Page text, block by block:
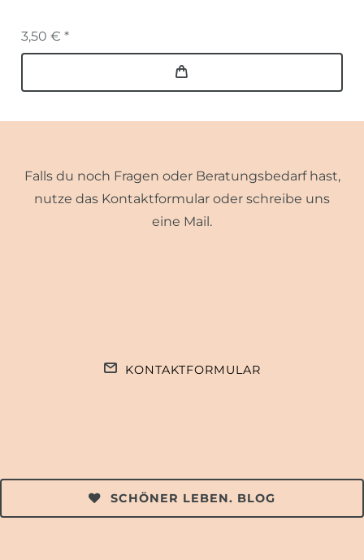
3,50 € *
Falls du noch Fragen oder Beratungsbedarf hast,
nutze das Kontaktformular oder schreibe uns
eine Mail.
KONTAKTFORMULAR
SCHÖNER LEBEN. BLOG